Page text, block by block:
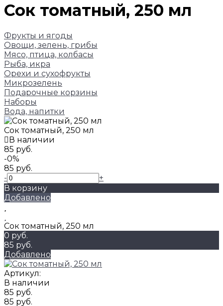
Сок томатный, 250 мл
Фрукты и ягоды
Овощи, зелень, грибы
Мясо, птица, колбасы
Рыба, икра
Орехи и сухофрукты
Микрозелень
Подарочные корзины
Наборы
Вода, напитки
Сок томатный, 250 мл
В наличии
85 руб.
-0%
85 руб.
-
+
В корзину
Добавлено
Сок томатный, 250 мл
0 руб.
85 руб.
Добавлено
Артикул:
В наличии
85 руб.
85 руб.